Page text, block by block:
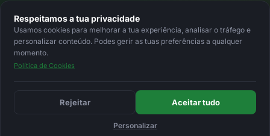
Devoluções
Minha Conta
© 2026 Ecolivros. Todos os direitos reservados.
Respeitamos a tua privacidade
Usamos cookies para melhorar a tua experiência, analisar o tráfego e
personalizar conteúdo. Podes gerir as tuas preferências a qualquer
momento.
Política de Cookies
Personalizar
Rejeitar Aceitar tudo